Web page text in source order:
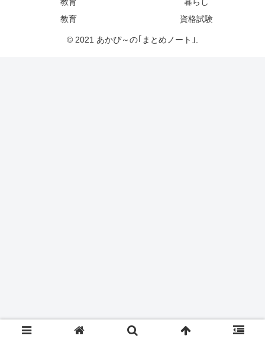
教育
資格試験
© 2021 あかぴ～の｢まとめノート｣.